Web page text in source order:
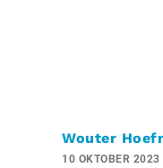
Wouter
10 OKTOBER 2023